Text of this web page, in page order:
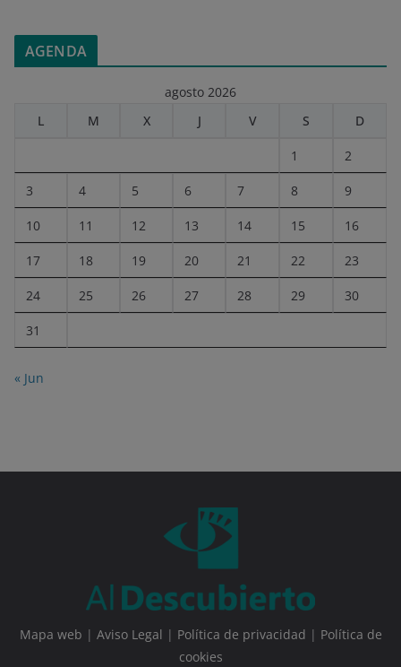
AGENDA
agosto 2026
L
M X J V S D
1 2
3 4 5 6 7 8 9
10 11 12 13 14 15 16
17 18 19 20 21 22 23
24 25 26 27 28 29 30
31
« Jun
Mapa web | Aviso Legal | Política de privacidad | Política de
cookies